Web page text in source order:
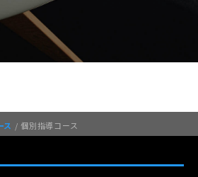
ス / 個別指導コース